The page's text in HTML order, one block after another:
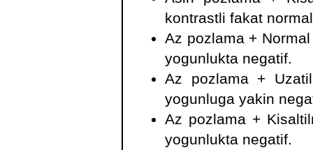
kontrastli fakat
Az pozlama +
yogunlukta negatif.
Az pozlama +
yogunluga yakin
Az pozlama +
yogunlukta negatif.